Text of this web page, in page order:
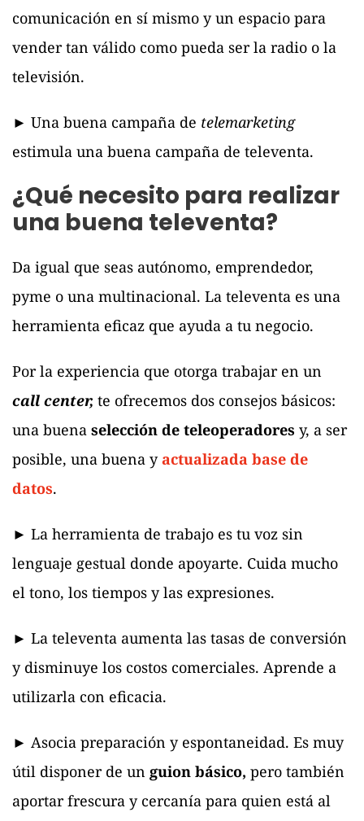
comunicación en sí mismo y un espacio para
vender tan válido como pueda ser la radio o la
televisión.
► Una buena campaña de telemarketing
estimula una buena campaña de televenta.
¿Qué necesito para realizar
una buena televenta?
Da igual que seas autónomo, emprendedor,
pyme o una multinacional. La televenta es una
herramienta eficaz que ayuda a tu negocio.
Por la experiencia que otorga trabajar en un
call center, te ofrecemos dos consejos básicos:
una buena selección de teleoperadores y, a ser
posible, una buena yactualizada base de
datos.
► La herramienta de trabajo es tu voz sin
lenguaje gestual donde apoyarte. Cuida mucho
el tono, los tiempos y las expresiones.
► La televenta aumenta las tasas de conversión
y disminuye los costos comerciales. Aprende a
utilizarla con eficacia.
► Asocia preparación y espontaneidad. Es muy
útil disponer de un guion básico, pero también
aportar frescura y cercanía para quien está al